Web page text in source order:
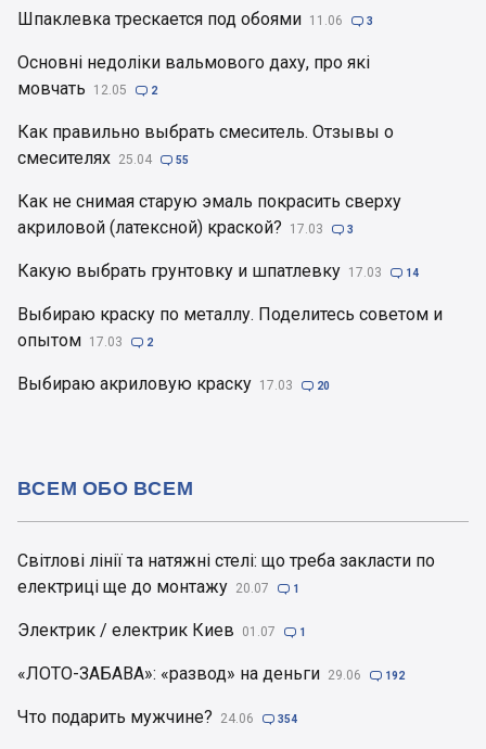
Шпаклевка трескается под обоями 11.06  3
Основні недоліки вальмового даху, про які
мовчать
12.05  2
Как правильно выбрать смеситель. Отзывы о
смесителях 25.04  55
Как не снимая старую эмаль покрасить сверху
акриловой (латексной) краской?
17.03  3
Какую выбрать грунтовку и шпатлевку 17.03  14
Выбираю краску по металлу. Поделитесь советом и
опытом 17.03  2
Выбираю акриловую краску 17.03  20
Світлові лінії та натяжні стелі: що треба закласти по
електриці ще до монтажу 20.07  1
Электрик / електрик Киев 01.07  1
«ЛОТО-ЗАБАВА»: «развод» на деньги 29.06  192
Что подарить мужчине? 24.06  354
ВСЕМ ОБО ВСЕМ